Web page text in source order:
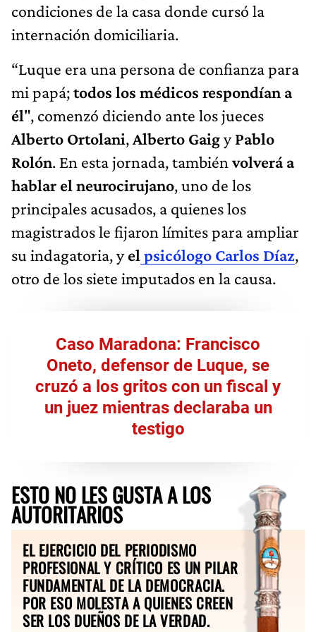
condiciones de la casa donde cursó la
internación domiciliaria.
“Luque era una persona de confianza para
mi papá;todos los médicos respondían a
él", comenzó diciendo ante los jueces
Alberto Ortolani,Alberto GaigyPablo
Rolón. En esta jornada, tambiénvolverá a
hablar el neurocirujano, uno de los
principales acusados, a quienes los
magistrados le fijaron límites para ampliar
su indagatoria, yel psicólogo Carlos Díaz,
otro de los siete imputados en la causa.
Caso Maradona: Francisco
Oneto, defensor de Luque, se
cruzó a los gritos con un fiscal y
un juez mientras declaraba un
testigo
ESTO NO LES GUSTA A LOS
AUTORITARIOS
EL EJERCICIO DEL PERIODISMO
PROFESIONAL Y CRÍTICO ES UN PILAR
FUNDAMENTAL DE LA DEMOCRACIA.
POR ESO MOLESTA A QUIENES CREEN
SER LOS DUEÑOS DE LA VERDAD.